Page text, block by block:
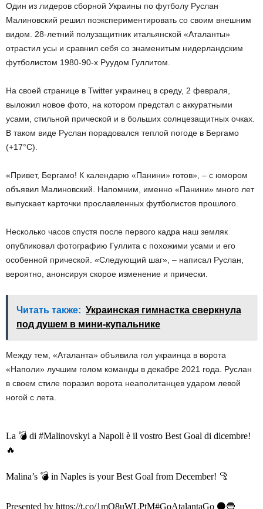
Один из лидеров сборной Украины по футболу Руслан
Малиновский решил поэкспериментировать со своим внешним
видом. 28-летний полузащитник итальянской «Аталанты»
отрастил усы и сравнил себя со знаменитым нидерландским
футболистом 1980-90-х Руудом Гуллитом.
На своей странице в Twitter украинец в среду, 2 февраля,
выложил новое фото, на котором предстал с аккуратными
усами, стильной прической и в больших солнцезащитных очках.
В таком виде Руслан порадовался теплой погоде в Бергамо
(+17°С).
«Привет, Бергамо! К календарю «Панини» готов», – с юмором
объявил Малиновский. Напомним, именно «Панини» много лет
выпускает карточки прославленных футболистов прошлого.
Несколько часов спустя после первого кадра наш земляк
опубликовал фотографию Гуллита с похожими усами и его
особенной прической. «Следующий шаг», – написал Руслан,
вероятно, анонсируя скорое изменение и прически.
Читать также: Украинская гимнастка сверкнула
под душем в мини-купальнике
Между тем, «Аталанта» объявила гол украинца в ворота
«Наполи» лучшим голом команды в декабре 2021 года. Руслан
в своем стиле поразил ворота неаполитанцев ударом левой
ногой с лета.
La 💣 di #Malinovskyi a Napoli è il vostro Best Goal di dicembre!
🔥
Malina’s 💣 in Naples is your Best Goal from December! 🦿
Presented by https://t.co/1mQ8uWLPtM#GoAtalantaGo ⚫️🔵